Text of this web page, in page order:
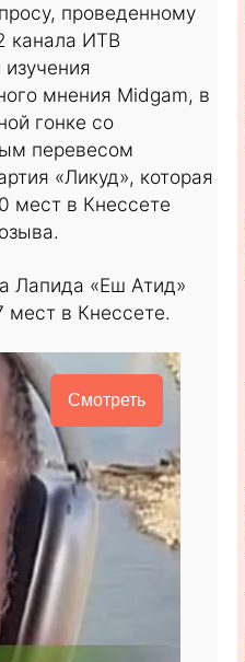
проведенному
канала ИТВ
мнения Midgam, в
гонке со
перевесом
«Ликуд», которая
мест в Кнессете
Лапида «Еш Атид»
мест в Кнессете.
Смотреть